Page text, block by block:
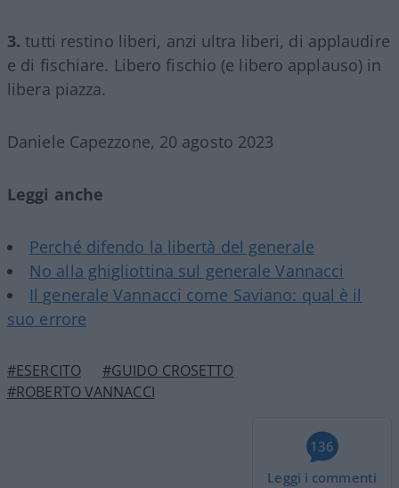
3. tutti restino liberi, anzi ultra liberi, di applaudire
e di fischiare. Libero fischio (e libero applauso) in
libera piazza.
Daniele Capezzone, 20 agosto 2023
Leggi anche
Perché difendo la libertà del generale
No alla ghigliottina sul generale Vannacci
Il generale Vannacci come Saviano: qual è il
suo errore
#ESERCITO
#GUIDO CROSETTO
#ROBERTO VANNACCI
136
Leggi i commenti